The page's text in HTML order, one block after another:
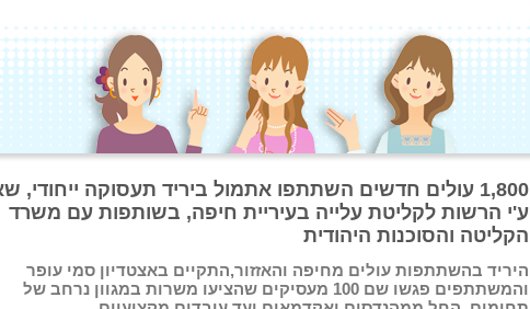
1,800 עולים חדשים השתתפו אתמול ביריד תעסוקה ייחודי,
ע'י הרשות לקליטת עלייה בעיריית חיפה, בשותפות עם משרד
הקליטה והסוכנות היהודית
היריד בהשתתפות עולים מחיפה והאזזור,התקיים באצטדיון סמי עופר
והמשתתפים פגשו שם 100 מעסיקים שהציעו משרות במגוון נרחב של